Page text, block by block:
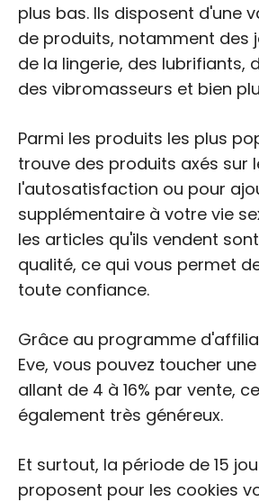
plus bas. Ils disposent d'une
de produits, notamment des
de la lingerie, des lubrifiants,
des vibromasseurs et bien
Parmi les produits les plus
trouve des produits axés sur
l'autosatisfaction ou pour
supplémentaire à votre vie
les articles qu'ils vendent
qualité, ce qui vous permet
toute confiance.
Grâce au programme
Eve, vous pouvez toucher
allant de 4 à 16% par vente,
également très généreux.
Et surtout, la période de 15
proposent pour les cookies